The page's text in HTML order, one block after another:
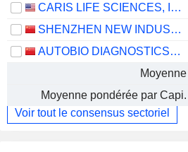
CARIS LIFE SCIENCES, INC.
SHENZHEN NEW INDUSTRIES BIOMEDICAL ENGINEERING CO., LTD.
AUTOBIO DIAGNOSTICS CO., LTD.
Moyenne
Moyenne pondérée par Capi.
Voir tout le consensus sectoriel